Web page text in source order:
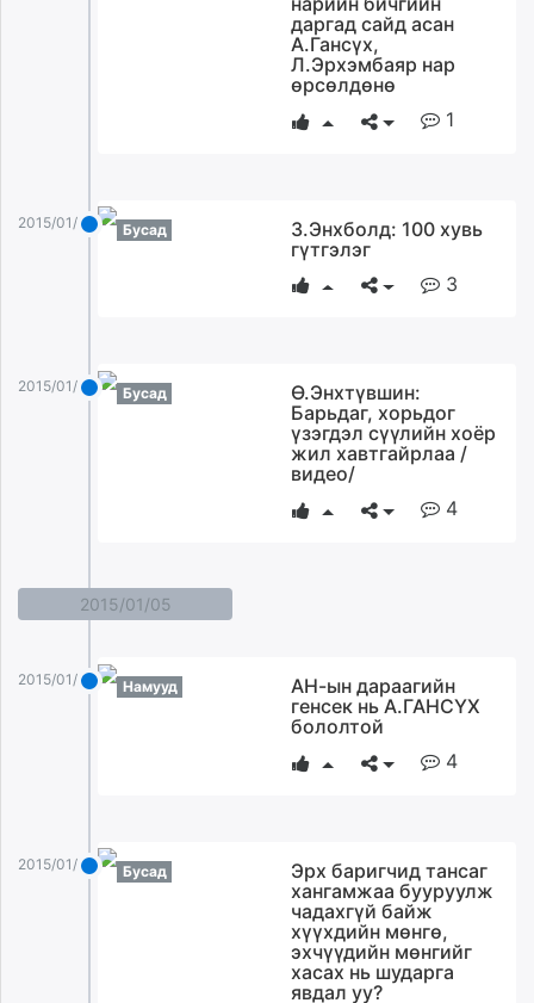
ergelt.mn
ugluu.mn
urlag.mn
isee.mn
mglradio.com
itoim.mn
unegui.mn
assa.mn
даргад сайд асан
А.Гансүх,
Л.Эрхэмбаяр нар
өрсөлдөнө
1
2015/01/06 Бусад
З.Энхболд: 100 хувь
гүтгэлэг
3
2015/01/06 Бусад
Ө.Энхтүвшин:
Барьдаг, хорьдог
үзэгдэл сүүлийн хоёр
жил хавтгайрлаа /
видео/
4
2015/01/05
2015/01/05 Намууд
АН-ын дараагийн
генсек нь А.ГАНСҮХ
бололтой
4
2015/01/05 Бусад
Эрх баригчид тансаг
хангамжаа бууруулж
чадахгүй байж
хүүхдийн мөнгө,
эхчүүдийн мөнгийг
хасах нь шударга
явдал уу?